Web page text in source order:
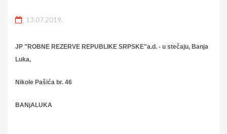
13.07.2019.
JP "ROBNE REZERVE REPUBLIKE SRPSKE"a.d. - u stečaju, Banja
Luka,
Nikole Pašića br. 46
BANjALUKA